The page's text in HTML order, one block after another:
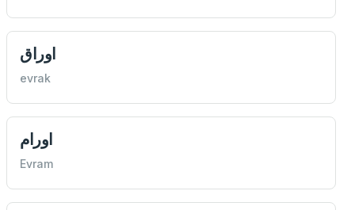
اوراق
evrak
اورام
Evram